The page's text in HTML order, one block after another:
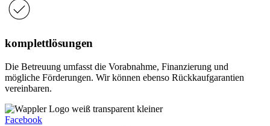
komplettlösungen
Die Betreuung umfasst die Vorabnahme, Finanzierung und
mögliche Förderungen. Wir können ebenso Rückkaufgarantien
vereinbaren.
Facebook